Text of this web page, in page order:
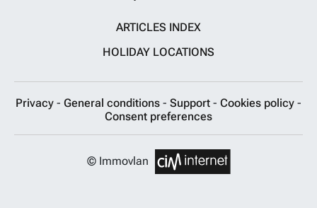
ARTICLES INDEX
HOLIDAY LOCATIONS
Privacy - General conditions - Support - Cookies policy -
Consent preferences
© Immovlan